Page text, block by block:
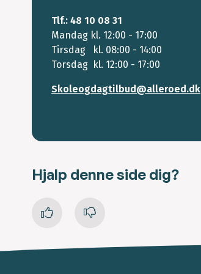
Tlf.: 48 10 08 31
Mandag kl. 12:00 - 17:00
Tirsdag kl. 08:00 - 14:00
Torsdag kl. 12:00 - 17:00
Skoleogdagtilbud@alleroed.dk
Hjalp denne side dig?